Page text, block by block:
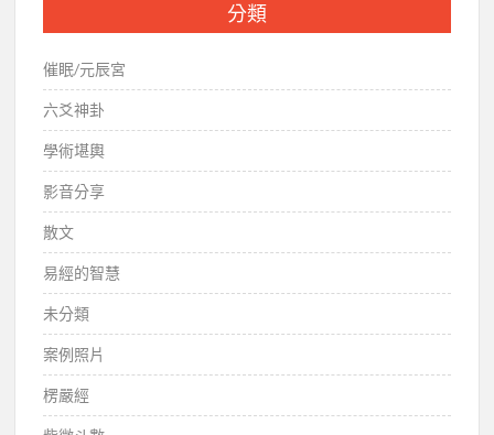
分類
催眠/元辰宮
六爻神卦
學術堪輿
影音分享
散文
易經的智慧
未分類
案例照片
楞嚴經